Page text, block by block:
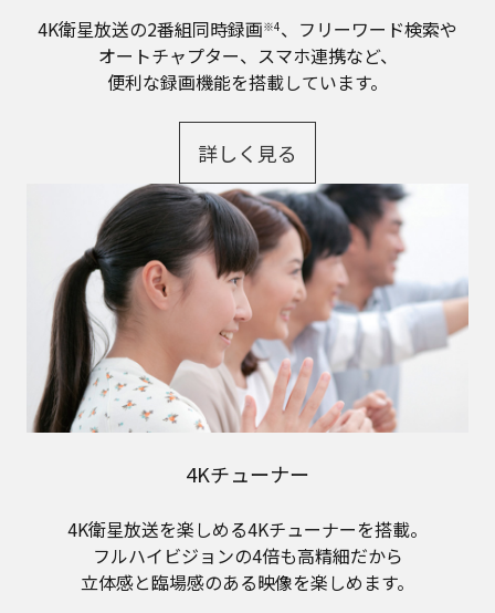
4K衛星放送の2番組同時録画※4、フリーワード検索や
オートチャプター、スマホ連携など、
便利な録画機能を搭載しています。
詳しく見る
4Kチューナー
4K衛星放送を楽しめる4Kチューナーを搭載。
フルハイビジョンの4倍も高精細だから
立体感と臨場感のある映像を楽しめます。